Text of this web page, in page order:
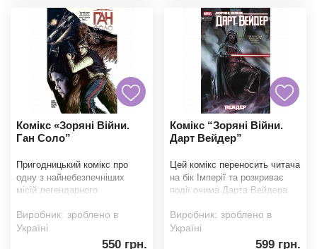
Комікс «Зоряні Війни.
Ган Соло”
Пригодницький комікс про
одну з найнебезпечніших
місій легендарного
доручають Гану таємне завд
Виробник: зроблено в
Україні
550 грн.
Комікс “Зоряні Війни.
Дарт Вейдер”
Цей комікс переносить читача
на бік Імперії та розкриває
події очима Дарта Вейдера.
його позиц
Виробник: зроблено в
Україні
599 грн.